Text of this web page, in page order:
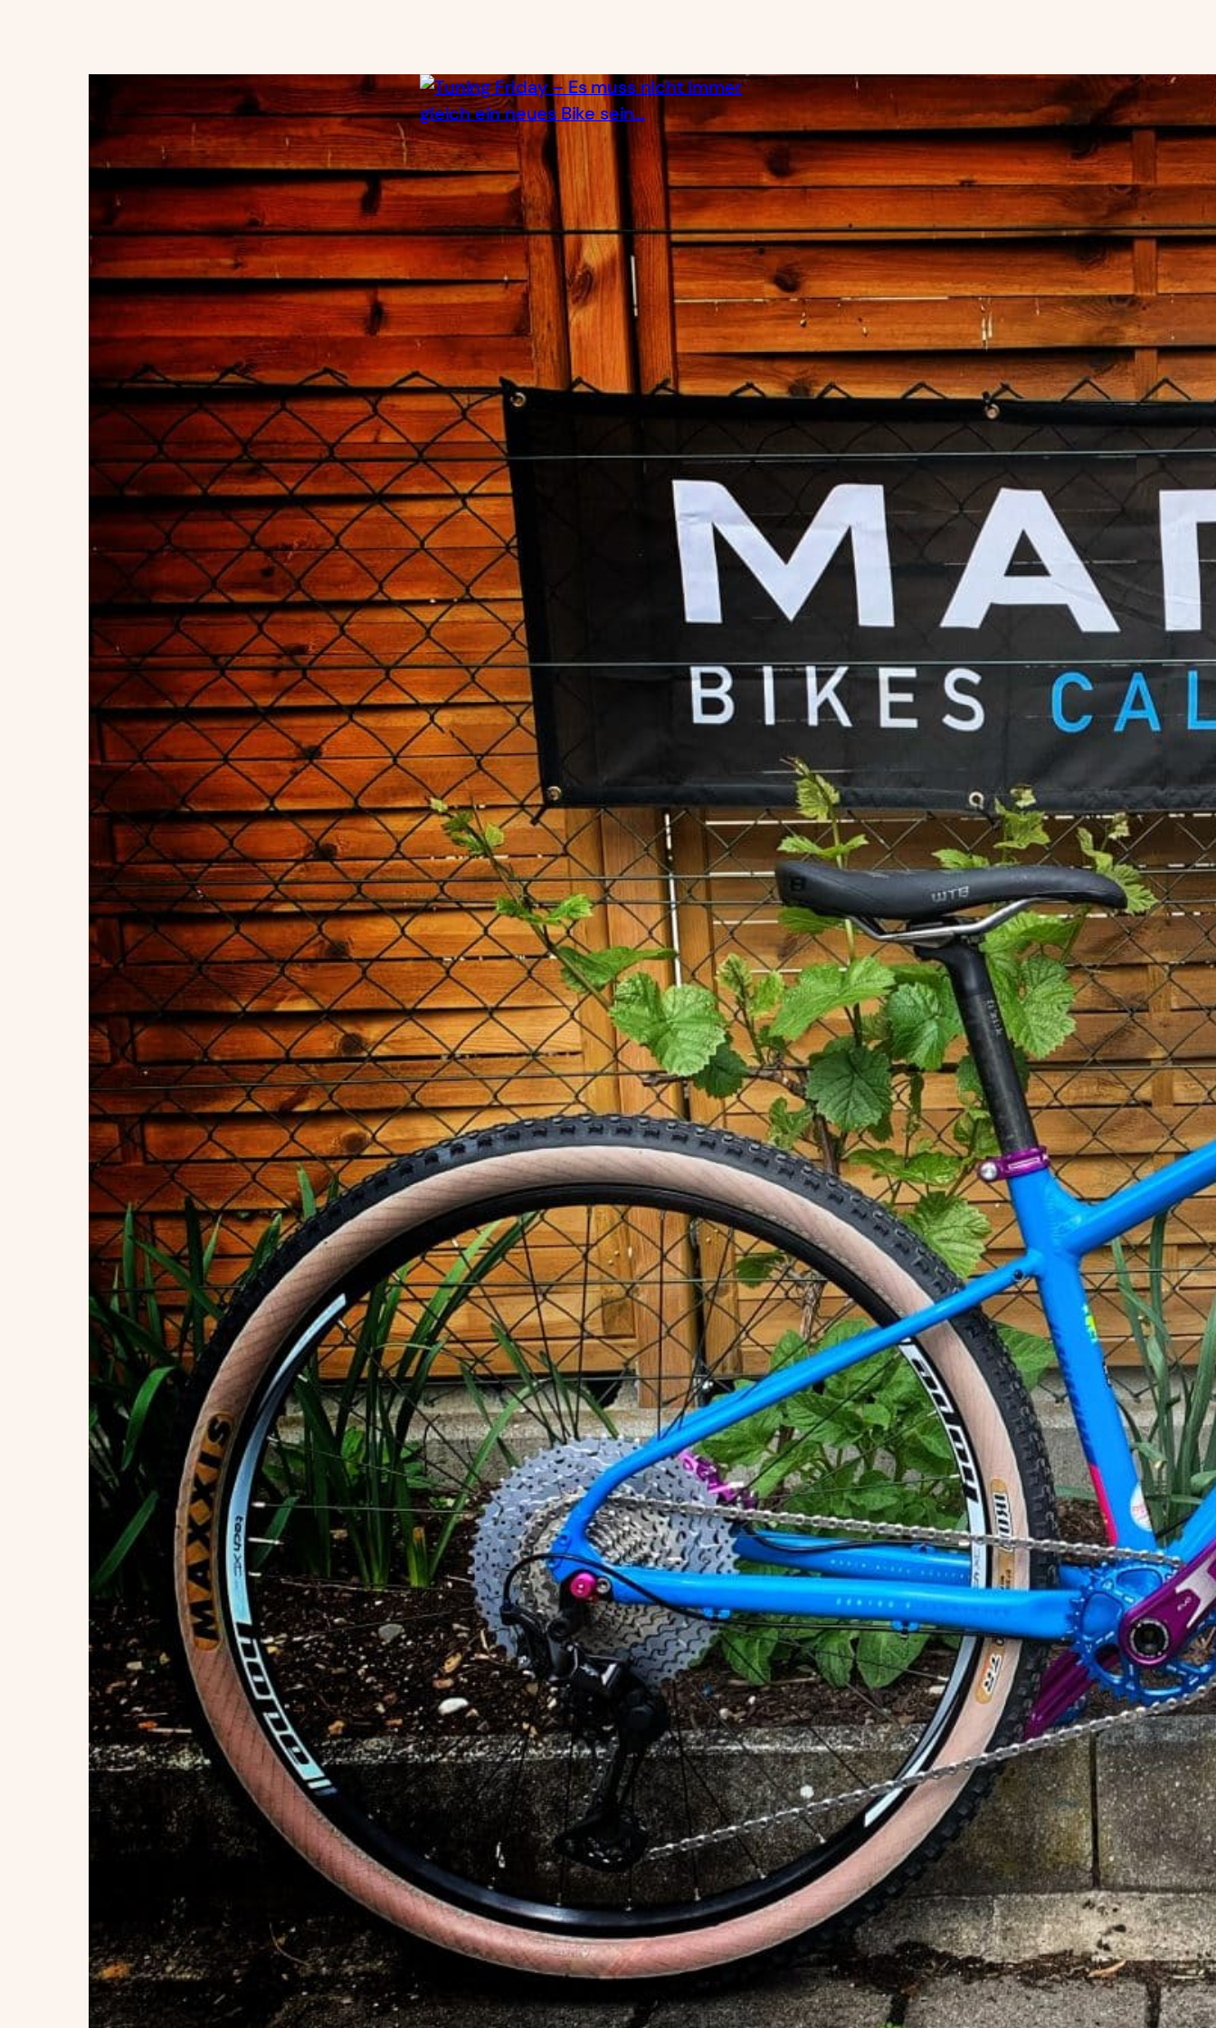
Tuning Friday – Es muss nicht
immer gleich ein neues Bike sein…
15. Juni 2018